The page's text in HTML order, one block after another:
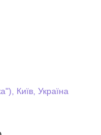
Київ, Україна